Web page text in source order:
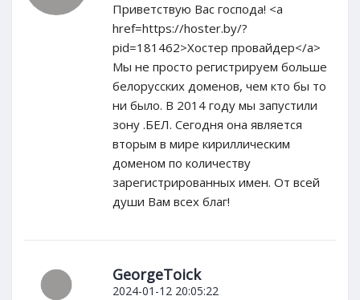
Приветствую Вас господа! <a
href=https://hoster.by/?
pid=181462>Хостер провайдер</a>
Мы не просто регистрируем больше
белорусских доменов, чем кто бы то
ни было. В 2014 году мы запустили
зону .БЕЛ. Сегодня она является
вторым в мире кириллическим
доменом по количеству
зарегистрированных имен. От всей
души Вам всех благ!
GeorgeToick
2024-01-12 20:05:22